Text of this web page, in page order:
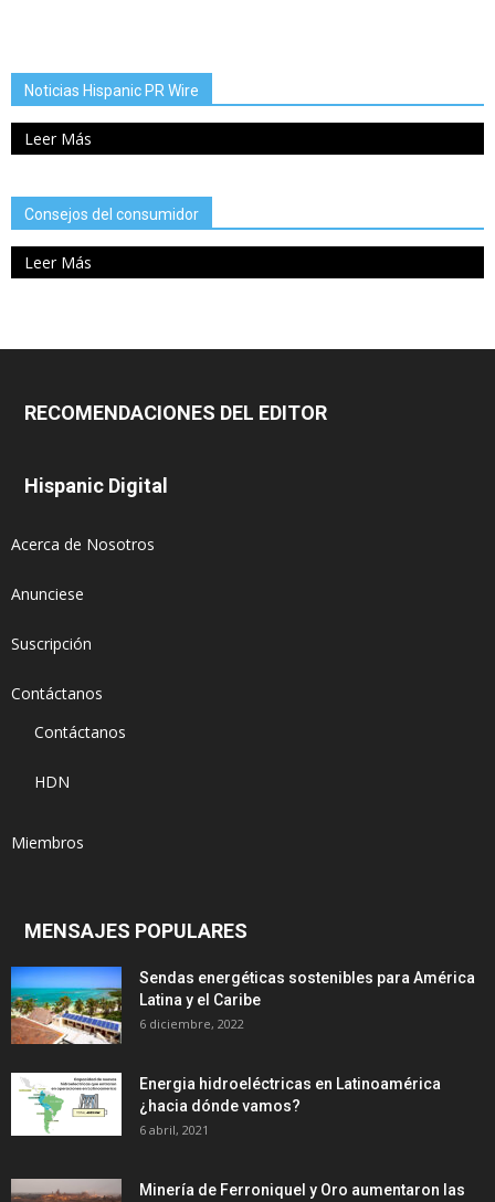
Noticias Hispanic PR Wire
Leer Más
Consejos del consumidor
Leer Más
RECOMENDACIONES DEL EDITOR
Hispanic Digital
Acerca de Nosotros
Anunciese
Suscripción
Contáctanos
Contáctanos
HDN
Miembros
MENSAJES POPULARES
Sendas energéticas sostenibles para América
Latina y el Caribe
6 diciembre, 2022
Energia hidroeléctricas en Latinoamérica
¿hacia dónde vamos?
6 abril, 2021
Minería de Ferroniquel y Oro aumentaron las